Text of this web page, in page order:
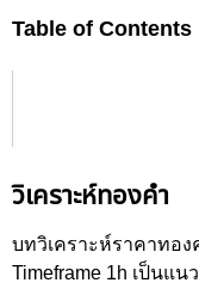
Table of Contents
วิเคราะห์ทองคำ
บทวิเคราะห์ราคาทอ
Timeframe 1h เป็นแ